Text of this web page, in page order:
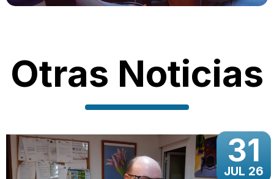
Otras Noticias
31
JUL 26